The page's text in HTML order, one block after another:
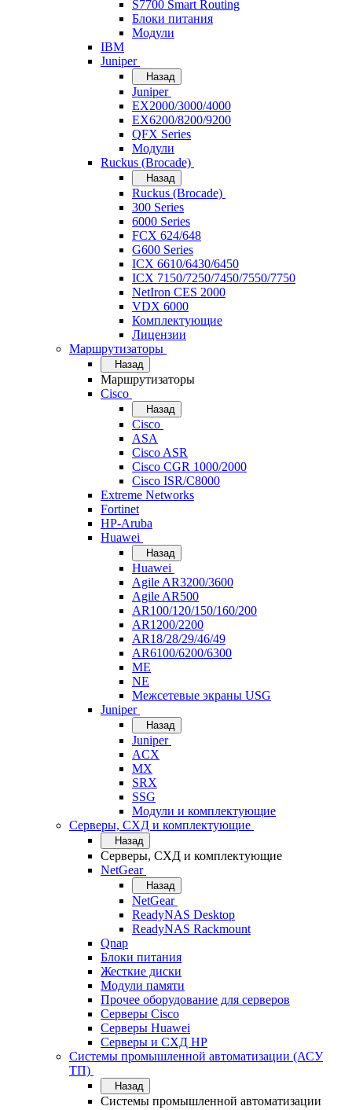
S7700 Smart Routing
Блоки питания
Модули
IBM
Juniper
Назад
Juniper
EX2000/3000/4000
EX6200/8200/9200
QFX Series
Модули
Ruckus (Brocade)
Назад
Ruckus (Brocade)
300 Series
6000 Series
FCX 624/648
G600 Series
ICX 6610/6430/6450
ICX 7150/7250/7450/7550/7750
NetIron CES 2000
VDX 6000
Комплектующие
Лицензии
Маршрутизаторы
Назад
Маршрутизаторы
Cisco
Назад
Cisco
ASA
Cisco ASR
Cisco CGR 1000/2000
Cisco ISR/С8000
Extreme Networks
Fortinet
HP-Aruba
Huawei
Назад
Huawei
Agile AR3200/3600
Agile AR500
AR100/120/150/160/200
AR1200/2200
AR18/28/29/46/49
AR6100/6200/6300
ME
NE
Межсетевые экраны USG
Juniper
Назад
Juniper
ACX
MX
SRX
SSG
Модули и комплектующие
Серверы, СХД и комплектующие
Назад
Серверы, СХД и комплектующие
NetGear
Назад
NetGear
ReadyNAS Desktop
ReadyNAS Rackmount
Qnap
Блоки питания
Жесткие диски
Модули памяти
Прочее оборудование для серверов
Серверы Cisco
Серверы Huawei
Серверы и СХД HP
Системы промышленной автоматизации (АСУ
ТП)
Назад
Системы промышленной автоматизации